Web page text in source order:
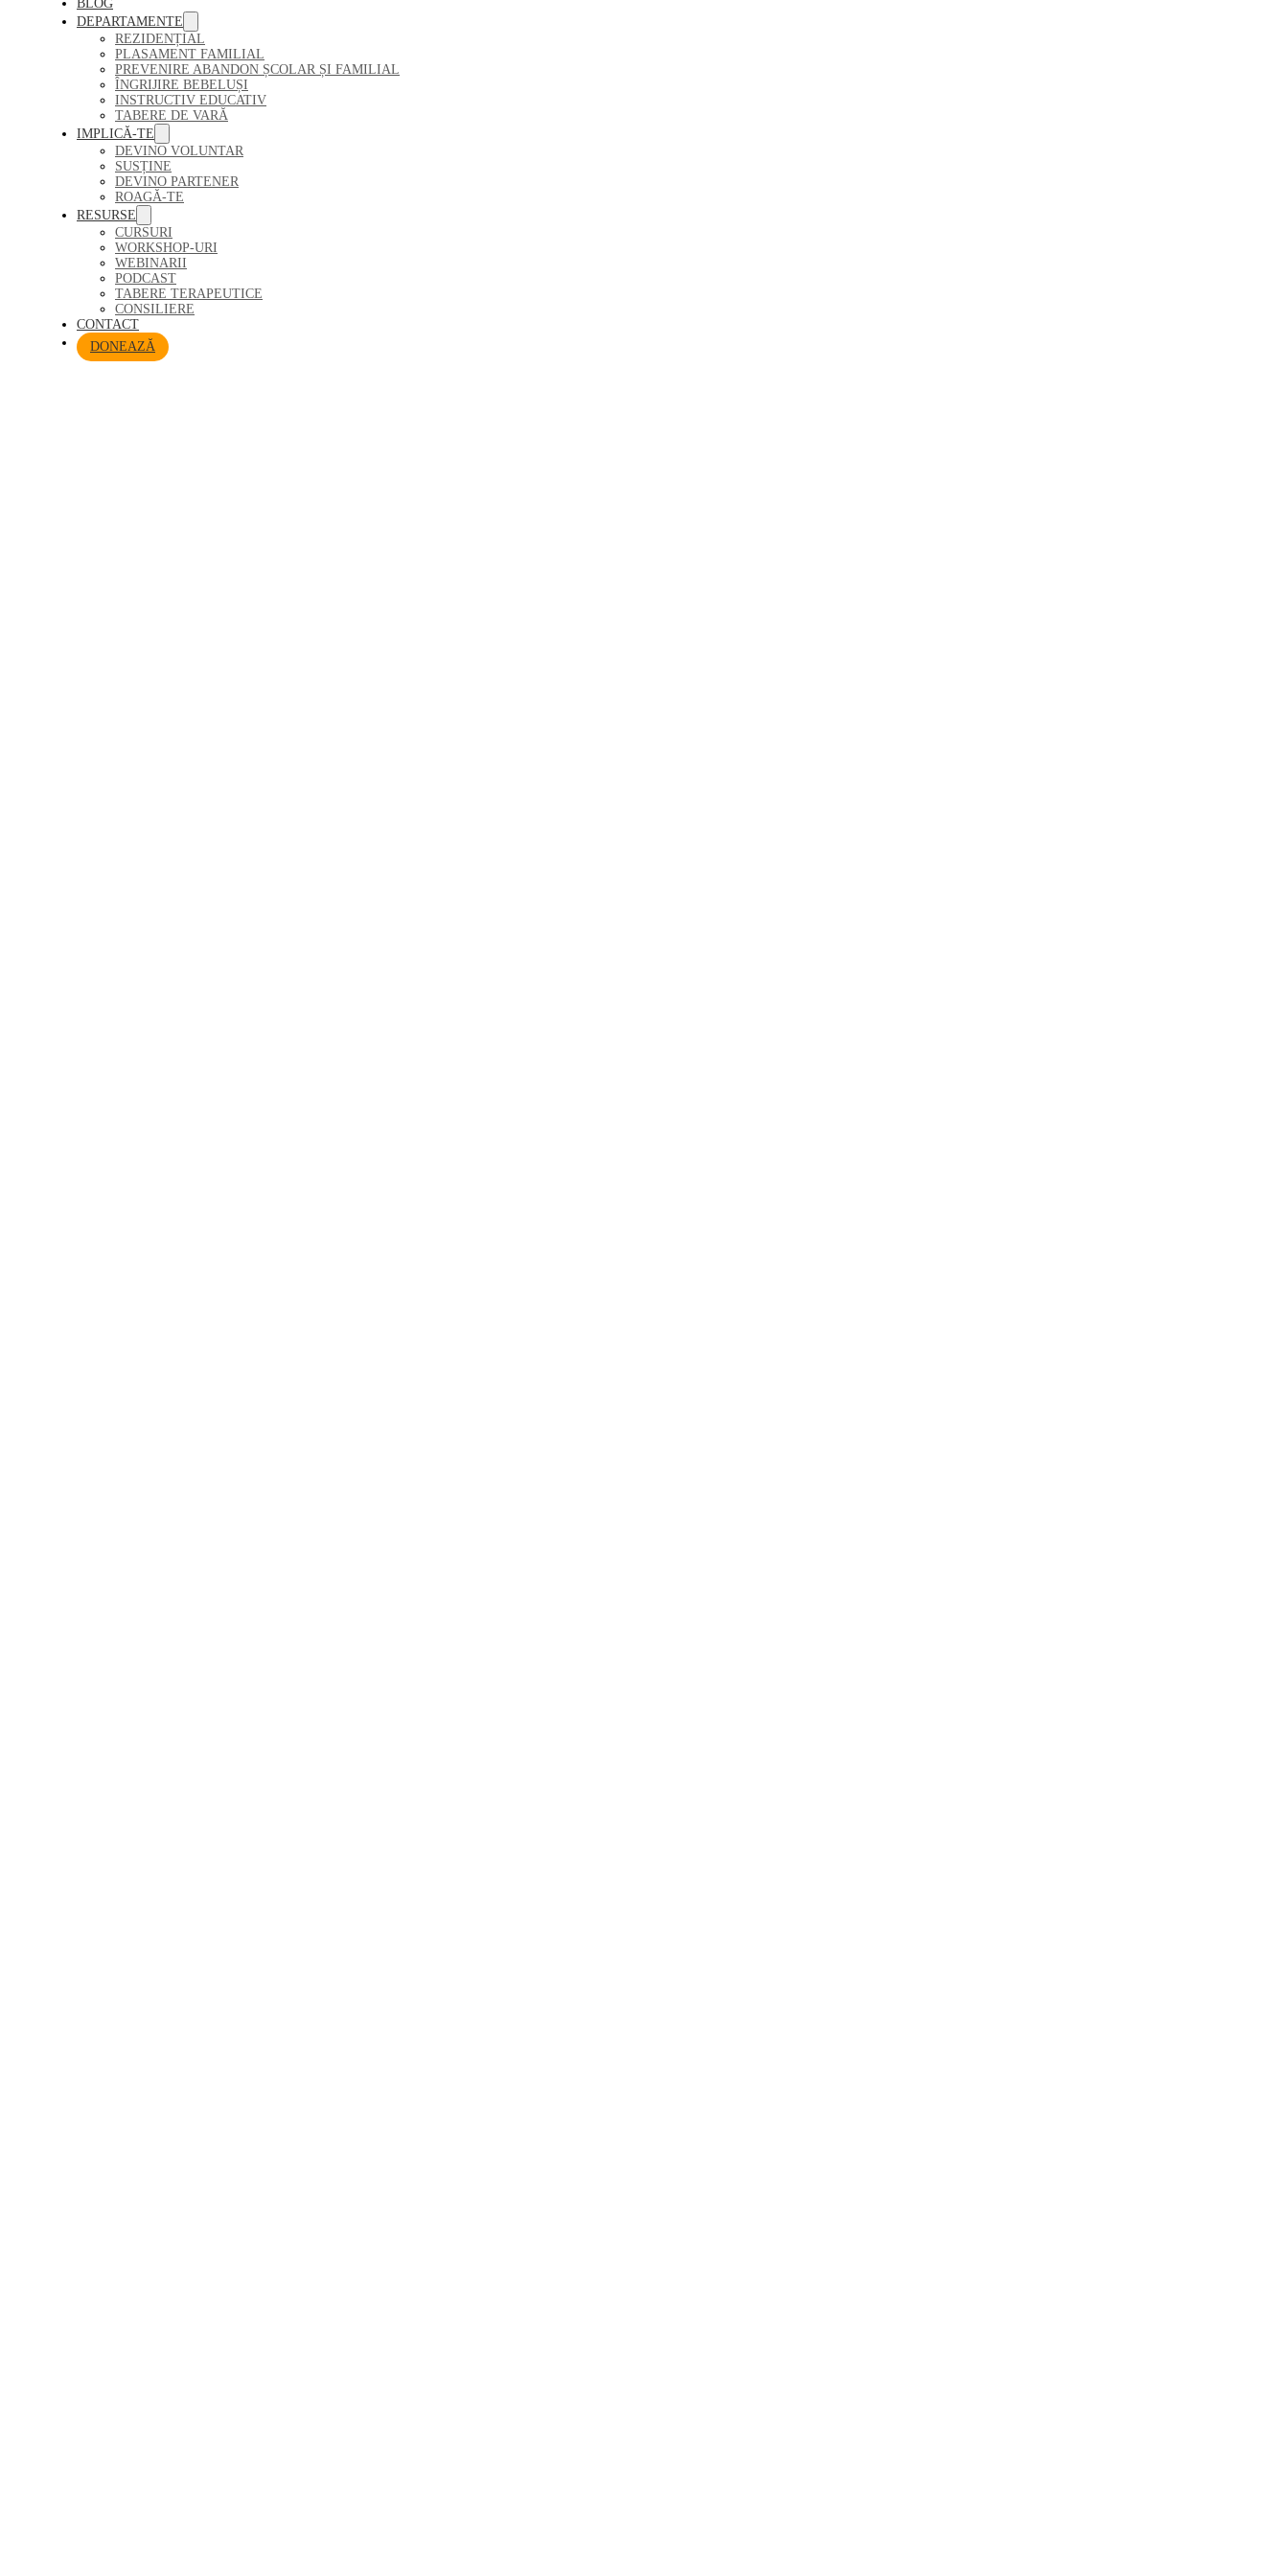
BLOG
DEPARTAMENTE
REZIDENȚIAL
PLASAMENT FAMILIAL
PREVENIRE ABANDON ȘCOLAR ȘI FAMILIAL
ÎNGRIJIRE BEBELUȘI
INSTRUCTIV EDUCATIV
TABERE DE VARĂ
IMPLICĂ-TE
DEVINO VOLUNTAR
SUSȚINE
DEVINO PARTENER
ROAGĂ-TE
RESURSE
CURSURI
WORKSHOP-URI
WEBINARII
PODCAST
TABERE TERAPEUTICE
CONSILIERE
CONTACT
DONEAZĂ